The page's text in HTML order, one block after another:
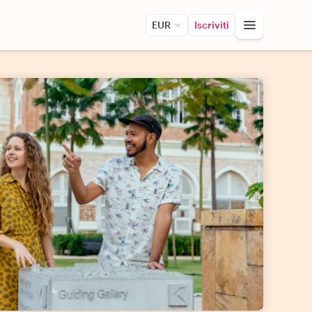
EUR Iscriviti